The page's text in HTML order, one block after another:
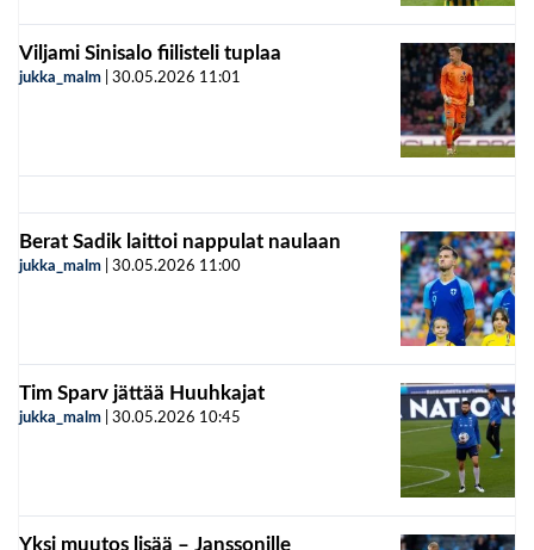
Viljami Sinisalo fiilisteli tuplaa
jukka_malm 30.05.2026 11:01
Berat Sadik laittoi nappulat naulaan
jukka_malm 30.05.2026 11:00
Tim Sparv jättää Huuhkajat
jukka_malm 30.05.2026 10:45
Yksi muutos lisää – Janssonille